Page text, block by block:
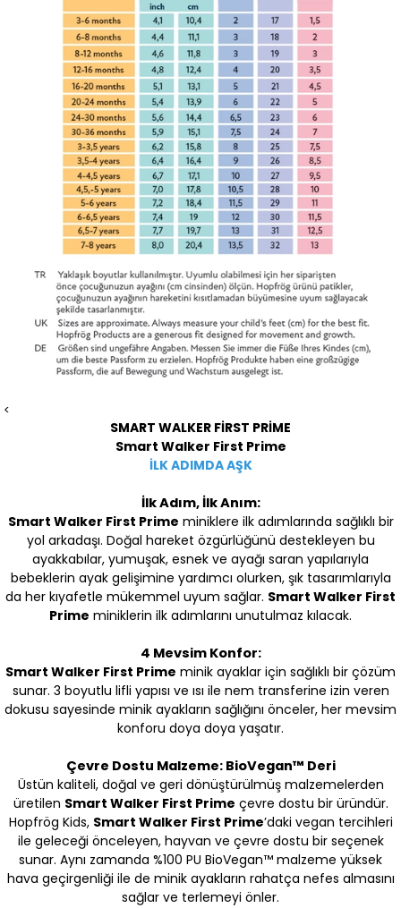
<
SMART WALKER FİRST PRİME
Smart Walker First Prime
İLK ADIMDA AŞK
İlk Adım, İlk Anım:
Smart Walker First Prime miniklere ilk adımlarında sağlıklı bir
yol arkadaşı. Doğal hareket özgürlüğünü destekleyen bu
ayakkabılar, yumuşak, esnek ve ayağı saran yapılarıyla
bebeklerin ayak gelişimine yardımcı olurken, şık tasarımlarıyla
da her kıyafetle mükemmel uyum sağlar. Smart Walker First
Prime miniklerin ilk adımlarını unutulmaz kılacak.
4 Mevsim Konfor:
Smart Walker First Prime minik ayaklar için sağlıklı bir çözüm
sunar. 3 boyutlu lifli yapısı ve ısı ile nem transferine izin veren
dokusu sayesinde minik ayakların sağlığını önceler, her mevsim
konforu doya doya yaşatır.
Çevre Dostu Malzeme: BioVegan™ Deri
Üstün kaliteli, doğal ve geri dönüştürülmüş malzemelerden
üretilen Smart Walker First Prime çevre dostu bir üründür.
Hopfrög Kids, Smart Walker First Prime’daki vegan tercihleri
ile geleceği önceleyen, hayvan ve çevre dostu bir seçenek
sunar. Aynı zamanda %100 PU BioVegan™ malzeme yüksek
hava geçirgenliği ile de minik ayakların rahatça nefes almasını
sağlar ve terlemeyi önler.